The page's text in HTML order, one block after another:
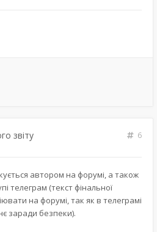
звіту
6
автором на форумі, а також
телеграм (текст фінальної
на форумі, так як в телеграмі
заради безпеки).